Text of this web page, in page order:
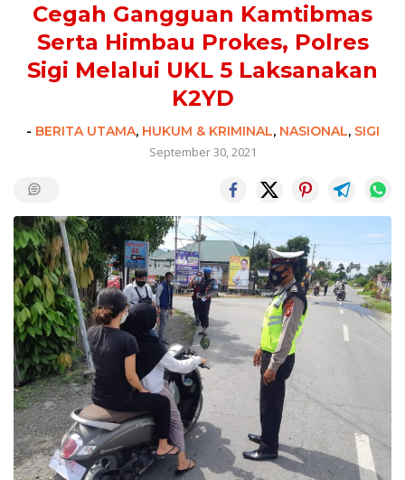
Cegah Gangguan Kamtibmas
Serta Himbau Prokes, Polres
Sigi Melalui UKL 5 Laksanakan
K2YD
- BERITA UTAMA, HUKUM & KRIMINAL, NASIONAL, SIGI
September 30, 2021